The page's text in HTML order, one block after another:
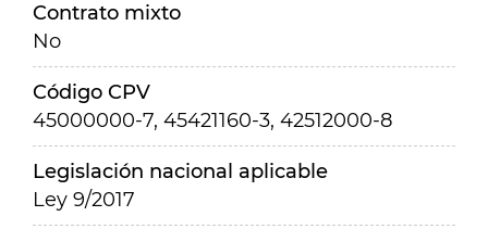
Contrato mixto
No
Código CPV
45000000-7, 45421160-3, 42512000-8
Legislación nacional aplicable
Ley 9/2017